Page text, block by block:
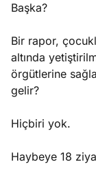
Başka?
Bir rapor,
altında
örgütlerine
gelir?
Hiçbiri yok.
Haybeye 18